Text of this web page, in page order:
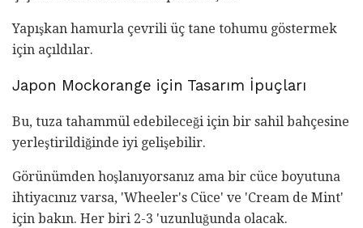
Yapışkan hamurla çevrili üç tane tohumu göstermek
için açıldılar.
Japon Mockorange için Tasarım İpuçları
Bu, tuza tahammül edebileceği için bir sahil bahçesine
yerleştirildiğinde iyi gelişebilir.
Görünümden hoşlanıyorsanız ama bir cüce boyutuna
ihtiyacınız varsa, 'Wheeler's Cüce' ve 'Cream de Mint'
için bakın. Her biri 2-3 'uzunluğunda olacak.